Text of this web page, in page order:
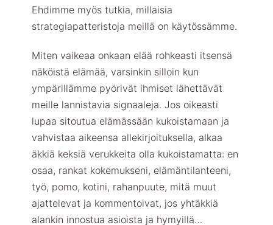
Ehdimme myös tutkia, millaisia
strategiapatteristoja meillä on käytössämme.
Miten vaikeaa onkaan elää rohkeasti itsensä
näköistä elämää, varsinkin silloin kun
ympärillämme pyörivät ihmiset lähettävät
meille lannistavia signaaleja. Jos oikeasti
lupaa sitoutua elämässään kukoistamaan ja
vahvistaa aikeensa allekirjoituksella, alkaa
äkkiä keksiä verukkeita olla kukoistamatta: en
osaa, rankat kokemukseni, elämäntilanteeni,
työ, pomo, kotini, rahanpuute, mitä muut
ajattelevat ja kommentoivat, jos yhtäkkiä
alankin innostua asioista ja hymyillä…